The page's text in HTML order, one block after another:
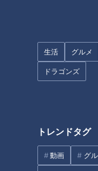
生活 グルメ
ドラゴンズ
トレンドタグ
動画 グ
200年前の“廃参道”！？
「普門寺」とは